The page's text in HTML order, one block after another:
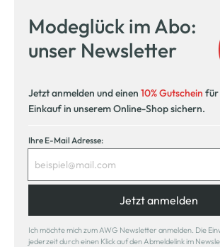
Kostenlose
in Ihre Wunschfiliale
Modeglück im Abo:
unser Newsletter
Jetzt anmelden und einen 10% Gutschein für
Einkauf in unserem Online-Shop sichern.
Ihre E-Mail Adresse:
Jetzt anmelden
Ich möchte mich zum AWG Newsletter anmelden. Die
jederzeit durch einen Klick auf den Abmeldelink im